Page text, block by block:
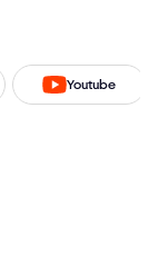
Youtube